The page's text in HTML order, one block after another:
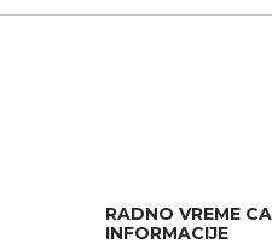
RADNO VREME
INFORMACIJE